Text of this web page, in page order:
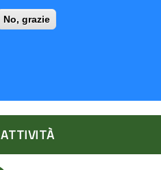
No, grazie
ATTIVITÀ